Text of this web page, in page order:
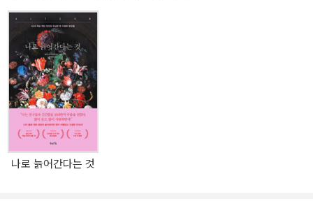
났다.
를 예민하게 포착한 소설 <데미안>의 작가답게, 나이 듦에 수반하는
여러 현상들을 투명한 지성으로 응시한다. 작가 자신이 여든 살을 넘
게 살면서 깊이 통찰한 ‘나이 든다는 것의 의미’가 산뜻한 에세이와 시
로 제시된다. “삶이 우리를 속일지라도, 변함없이 우리가 삶을 사랑하
는 이유. 그것이 이 책 속에 듬뿍 담겨 있다.” _정여울(작가) 나이 드
는 것에도 의미가 있을까? 오늘날 ‘나이 듦’은 그리 환영받지 못한다.
신체적으로 쇠퇴하는 데다, 예전처럼 나이 그 자체로는 사회적으로도
존경을 받지 못하기 때문이다. 나이 드는 것은 자주 우울한 정서를 불
러일으키며, 사람들은 그것을 피하기 위해 최대한 젊게 살려고 노력
나로 늙어간다는 것